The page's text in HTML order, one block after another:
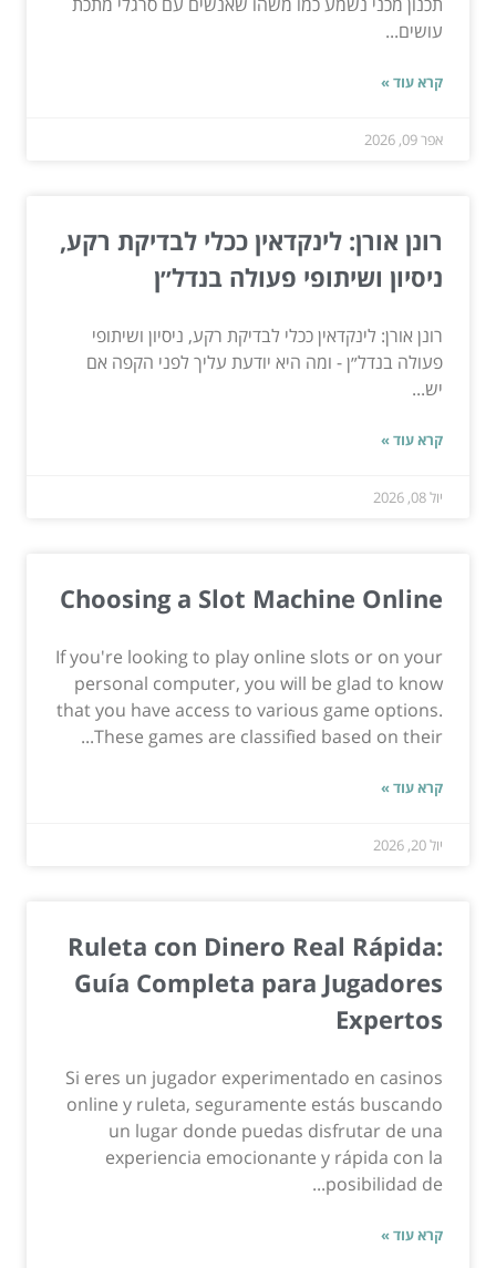
עושים...
קרא עוד »
אפר 09, 2026
רונן אורן: לינקדאין ככלי לבדיקת רקע,
ניסיון ושיתופי פעולה בנדל״ן
רונן אורן: לינקדאין ככלי לבדיקת רקע, ניסיון ושיתופי
פעולה בנדל״ן - ומה היא יודעת עליך לפני הקפה אם
יש...
קרא עוד »
יול 08, 2026
Choosing a Slot Machine Online
If you're looking to play online slots or on your
personal computer, you will be glad to know
that you have access to various game options.
These games are classified based on their...
קרא עוד »
יול 20, 2026
Ruleta con Dinero Real Rápida:
Guía Completa para Jugadores
Expertos
Si eres un jugador experimentado en casinos
online y ruleta, seguramente estás buscando
un lugar donde puedas disfrutar de una
experiencia emocionante y rápida con la
posibilidad de...
קרא עוד »